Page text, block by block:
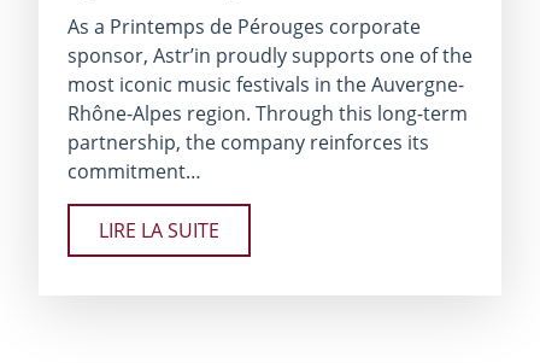
As a Printemps de Pérouges corporate
sponsor, Astr’in proudly supports one of the
most iconic music festivals in the Auvergne-
Rhône-Alpes region. Through this long-term
partnership, the company reinforces its
commitment…
LIRE LA SUITE